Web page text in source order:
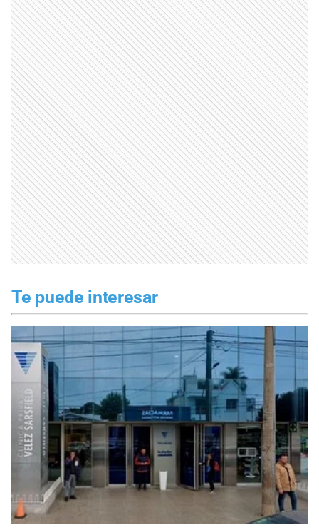
Te puede interesar